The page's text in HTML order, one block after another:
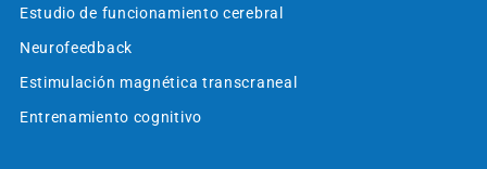
Estudio de funcionamiento cerebral
Neurofeedback
Estimulación magnética transcraneal
Entrenamiento cognitivo